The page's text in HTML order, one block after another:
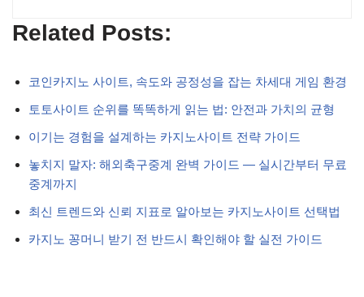
Related Posts:
코인카지노 사이트, 속도와 공정성을 잡는 차세대 게임 환경
토토사이트 순위를 똑똑하게 읽는 법: 안전과 가치의 균형
이기는 경험을 설계하는 카지노사이트 전략 가이드
놓치지 말자: 해외축구중계 완벽 가이드 — 실시간부터 무료
중계까지
최신 트렌드와 신뢰 지표로 알아보는 카지노사이트 선택법
카지노 꽁머니 받기 전 반드시 확인해야 할 실전 가이드